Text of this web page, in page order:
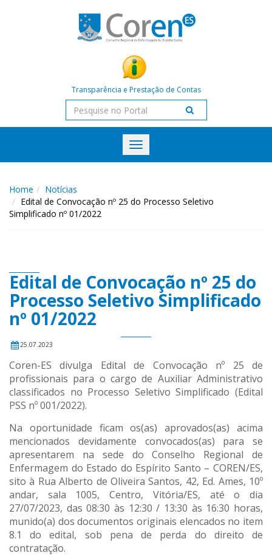
Transparência e Prestação de Contas
Toggle
navigation
Home
Notícias
Edital de Convocação nº 25 do Processo Seletivo
Simplificado nº 01/2022
Edital de Convocação nº 25 do
Processo Seletivo Simplificado
nº 01/2022
25.07.2023
Coren-ES divulga Edital de Convocação nº 25 de
profissionais para o cargo de Auxiliar Administrativo
classificados no Processo Seletivo Simplificado (Edital
PSS nº 001/2022).
Na oportunidade ficam os(as) aprovados(as) acima
mencionados devidamente convocados(as) para se
apresentarem na sede do Conselho Regional de
Enfermagem do Estado do Espírito Santo – COREN/ES,
sito à Rua Alberto de Oliveira Santos, 42, Ed. Ames, 10º
andar, sala 1005, Centro, Vitória/ES, até o dia
27/07/2023, das 08:30 às 12:30 / 13:30 às 16:30 horas,
munido(a) dos documentos originais elencados no item
8.1 do edital, sob pena de perda do direito de
contratação.